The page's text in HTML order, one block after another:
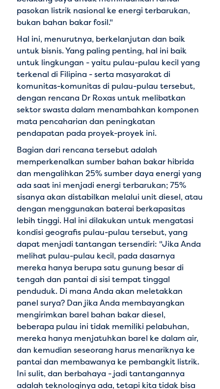
pasokan listrik nasional ke energi terbarukan,
bukan bahan bakar fosil."
Hal ini, menurutnya, berkelanjutan dan baik
untuk bisnis. Yang paling penting, hal ini baik
untuk lingkungan - yaitu pulau-pulau kecil yang
terkenal di Filipina - serta masyarakat di
komunitas-komunitas di pulau-pulau tersebut,
dengan rencana Dr Roxas untuk melibatkan
sektor swasta dalam menambahkan komponen
mata pencaharian dan peningkatan
pendapatan pada proyek-proyek ini.
Bagian dari rencana tersebut adalah
memperkenalkan sumber bahan bakar hibrida
dan mengalihkan 25% sumber daya energi yang
ada saat ini menjadi energi terbarukan; 75%
sisanya akan distabilkan melalui unit diesel, atau
dengan menggunakan baterai berkapasitas
lebih tinggi. Hal ini dilakukan untuk mengatasi
kondisi geografis pulau-pulau tersebut, yang
dapat menjadi tantangan tersendiri: "Jika Anda
melihat pulau-pulau kecil, pada dasarnya
mereka hanya berupa satu gunung besar di
tengah dan pantai di sisi tempat tinggal
penduduk. Di mana Anda akan meletakkan
panel surya? Dan jika Anda membayangkan
mengirimkan barel bahan bakar diesel,
beberapa pulau ini tidak memiliki pelabuhan,
mereka hanya menjatuhkan barel ke dalam air,
dan kemudian seseorang harus menariknya ke
pantai dan membawanya ke pembangkit listrik.
Ini sulit, dan berbahaya - jadi tantangannya
adalah teknologinya ada, tetapi kita tidak bisa